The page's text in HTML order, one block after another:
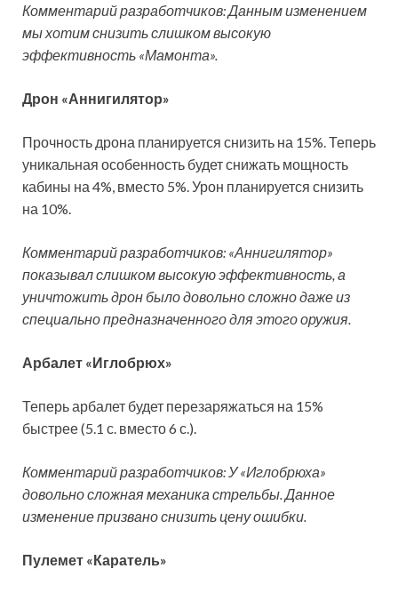
Комментарий разработчиков: Данным изменением
мы хотим снизить слишком высокую
эффективность «Мамонта».
Дрон «Аннигилятор»
Прочность дрона планируется снизить на 15%. Теперь
уникальная особенность будет снижать мощность
кабины на 4%, вместо 5%. Урон планируется снизить
на 10%.
Комментарий разработчиков: «Аннигилятор»
показывал слишком высокую эффективность, а
уничтожить дрон было довольно сложно даже из
специально предназначенного для этого оружия.
Арбалет «Иглобрюх»
Теперь арбалет будет перезаряжаться на 15%
быстрее (5.1 с. вместо 6 с.).
Комментарий разработчиков: У «Иглобрюха»
довольно сложная механика стрельбы. Данное
изменение призвано снизить цену ошибки.
Пулемет «Каратель»